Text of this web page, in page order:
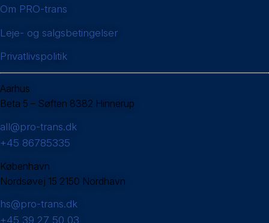
Om PRO-trans
Leje- og salgsbetingelser
Privatlivspolitik
Aarhus
Beta 5 – Søften 8382 Hinnerup
all@pro-trans.dk
+45 86785335
København
Nordsøvej 15 2150 Nordhavn
hs@pro-trans.dk
+45 39 27 50 03